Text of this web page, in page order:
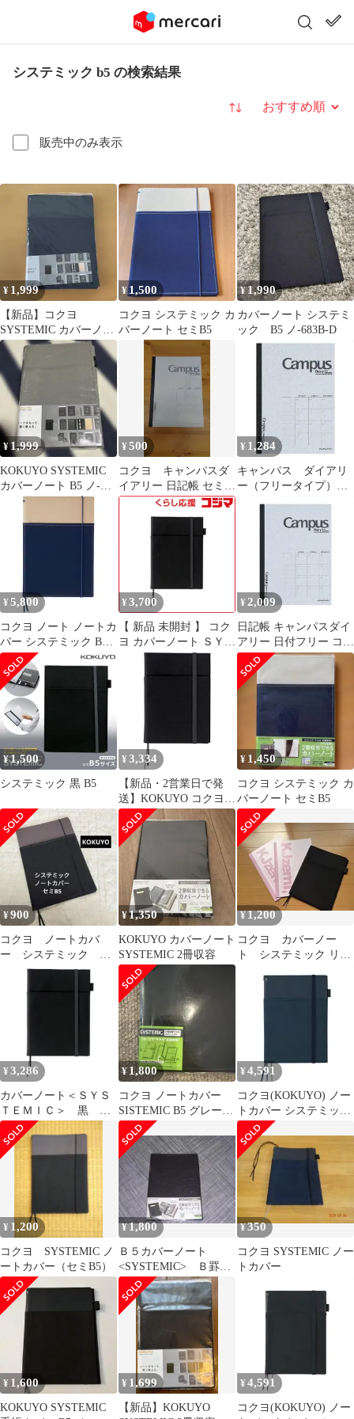
システミック b5 の検索結果
販売中のみ表示
並び替え
¥ 1,999
【新品】コクヨ
SYSTEMIC カバーノー
ト B5
¥ 1,500
コクヨ システミック カ
バーノート セミB5
¥1,990
カバーノート システミ
ック B5 ノ-683B-D
¥1,999
KOKUYO SYSTEMIC
カバーノート B5 ノ-
V685B-M
¥500
コクヨ キャンパスダ
イアリー 日記帳 セミ
B5 フリー ニ-CF3N
¥ 1,284
キャンパス ダイアリ
ー（フリータイプ）
セミＢ５（６号） ２
４枚 ﾆ-CF3N【コクヨ】
¥ 5,800
コクヨ ノート ノートカ
バー システミック B5
紺 A罫 40枚 ノ-653A-4
1
¥ 3,700
【 新品 未開封 】 コク
ヨ カバーノート ＳＹＳ
ＴＥＭＩＣ（システミ
グノート）Ｂ５ Ｂ罫 ４
¥ 2,009
日記帳 キャンパスダイ
アリー 日付フリー コク
ヨ B5 ニ-CF3N
¥1,500
システミック 黒 B5
¥ 3,334
【新品・2営業日で発
送】KOKUYO コクヨ
コクヨ カバーノート シ
ステミック リングノー
ト対応 黒 A5 B罫 50枚
ノ-685B-D
¥ 1,450
コクヨ システミック カ
バーノート セミB5
¥900
コクヨ ノートカバ
ー システミック セ
¥1,350
KOKUYO カバーノート
SYSTEMIC 2冊収容
¥1,200
コクヨ カバーノー
ト システミック リン
¥ 3,286
カバーノート＜ＳＹＳ
ＴＥＭＩＣ＞ 黒 ツ
インリング Ｂ５ 罫
幅６ｍｍ ４０枚
ﾉ-683B-D【コクヨ】
¥1,800
コクヨ ノートカバー
SISTEMIC B5 グレー/
黒 ノ-653A-1
¥ 4,591
コクヨ(KOKUYO) ノー
トカバー システミック
リングノート対応 B5
レザー調 紺 40枚 ノ-
V683B-DB 1
¥ 1,200
コクヨ SYSTEMIC ノ
ートカバー（セミB5）
¥1,800
Ｂ５カバーノート
<SYSTEMIC> Ｂ罫
４０枚 黒
¥350
コクヨ SYSTEMIC ノー
トカバー
¥ 1,600
KOKUYO SYSTEMIC
¥ 1,699
【新品】KOKUYO
¥ 4,591
コクヨ(KOKUYO) ノー